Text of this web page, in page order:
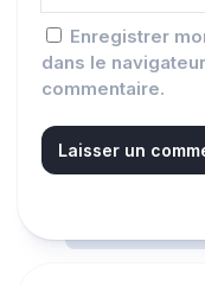
Enregistrer
dans le
commentaire.